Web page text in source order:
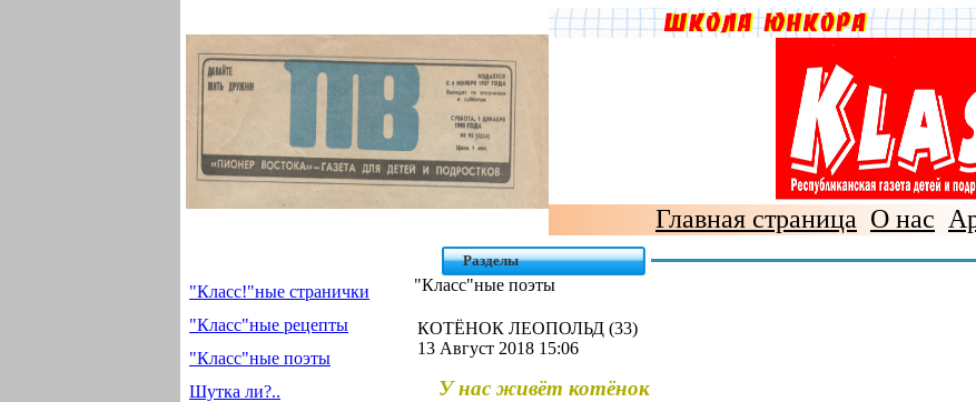
Главная страница О нас
Разделы
"Класс!"ные странички
"Класс"ные рецепты
"Класс"ные поэты
Шутка ли?..
"Класс"ные поэты
КОТЁНОК ЛЕОПОЛЬД (33)
13 Август 2018 15:06
У нас живёт котёнок